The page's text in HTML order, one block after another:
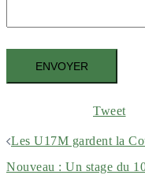
Tweet
NAVIGATION
D’ARTICLE
Les U17M gardent la
Nouveau : Un stage du